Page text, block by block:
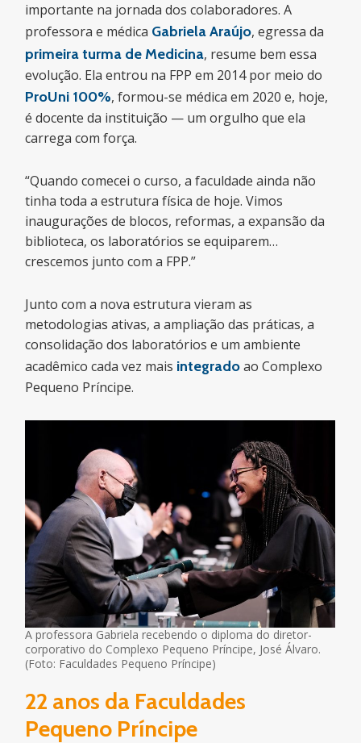
importante na jornada dos colaboradores. A
professora e médica Gabriela Araújo, egressa da
primeira turma de Medicina, resume bem essa
evolução. Ela entrou na FPP em 2014 por meio do
ProUni 100%, formou-se médica em 2020 e, hoje,
é docente da instituição — um orgulho que ela
carrega com força.
“Quando comecei o curso, a faculdade ainda não
tinha toda a estrutura física de hoje. Vimos
inaugurações de blocos, reformas, a expansão da
biblioteca, os laboratórios se equiparem…
crescemos junto com a FPP.”
Junto com a nova estrutura vieram as
metodologias ativas, a ampliação das práticas, a
consolidação dos laboratórios e um ambiente
acadêmico cada vez mais integradoao Complexo
Pequeno Príncipe.
A professora Gabriela recebendo o diploma do diretor-
corporativo do Complexo Pequeno Príncipe, José Álvaro.
(Foto: Faculdades Pequeno Príncipe)
22 anos da Faculdades
Pequeno Príncipe